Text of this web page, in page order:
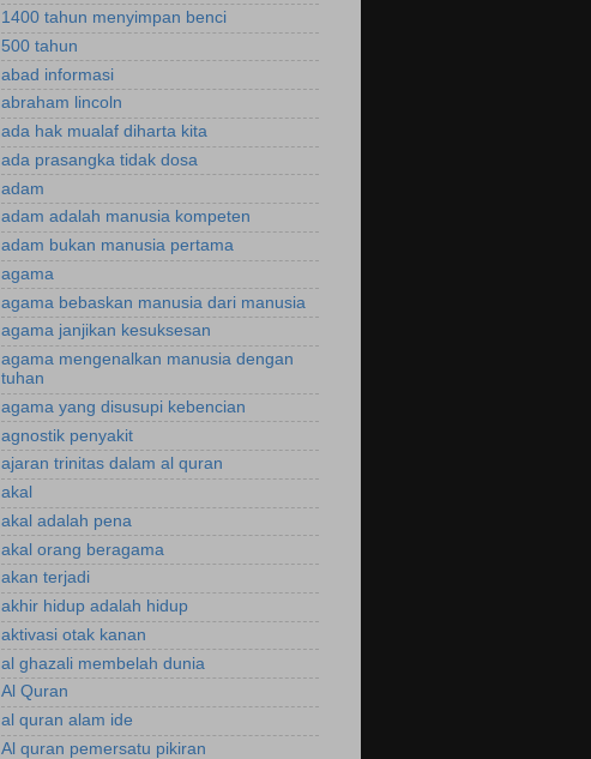
1400 tahun menyimpan benci
500 tahun
abad informasi
abraham lincoln
ada hak mualaf diharta kita
ada prasangka tidak dosa
adam
adam adalah manusia kompeten
adam bukan manusia pertama
agama
agama bebaskan manusia dari manusia
agama janjikan kesuksesan
agama mengenalkan manusia dengan
tuhan
agama yang disusupi kebencian
agnostik penyakit
ajaran trinitas dalam al quran
akal
akal adalah pena
akal orang beragama
akan terjadi
akhir hidup adalah hidup
aktivasi otak kanan
al ghazali membelah dunia
Al Quran
al quran alam ide
Al quran pemersatu pikiran